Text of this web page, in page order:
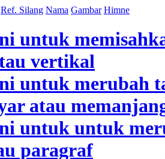
Ref. Silang Nama Gambar Himne